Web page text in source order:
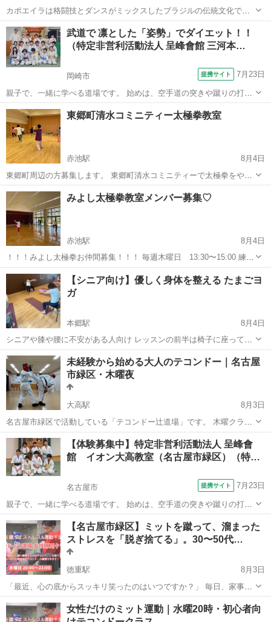
カポエイラは格闘技とダンスがミックスしたブラジルの伝統文化で
す。 =================================== ◆運動習慣づく
り ◆気分リフレッシュ ◆新しい自分発見 ========...
愛知 名古屋市 名城公園駅 空手/他格闘技 カポエイラ
武道で 凛とした「姿勢」でダイエット！！
（特定非営利活動法人 呈峰會館 三河本…
岡崎市 提携サイト 7月23日
親子で、一緒に学べる道場です。 始めは、空手道の突きや蹴りの打撃
を重視した基本技を稽古し、レベルアップしたところで、投げや小太
刀を使って相手を制圧する組討道の技を習得していきます。防具を着
け、突きや蹴りを受け合うので、怪我を...
愛知 岡崎市 空手/他格闘技
東郷町清水コミニティー太極拳教室
赤池駅
8月4日
東郷町周辺の方募集します。 東郷町清水コミニティーで太極拳をやっ
ています。 現在練習中の太極拳は 十四式太極拳 十六式太極拳 二十四
式太極拳 二十四式太極扇 八法五歩 初心者の方に向いています。親切
丁寧に教えます。 ...
愛知 愛知郡 赤池駅 太極拳
みよし太極拳教室メンバー募集♡
赤池駅
8月4日
！！！みよし太極拳お仲間募集！！！ 毎週木曜日 13:30〜15:00 練習
内容 ◯48式太極拳 ◯32式太極剣🗡️ ◯オリジナル太極扇🪭 ◯太極拳対
練 ※対練部門で全国大会出場者が丁寧に教えます。 一緒に練習しまし
ょう！
愛知 愛知郡 太極拳 太極剣
【シニア向け】優しく身体を整える たまごヨ
ガ
本郷駅
8月4日
シニアや膝や腰に不安がある人向け レッスンの前半は椅子に座って身
体を動かしていきます。 椅子やたまごブロックを使って無理なく、不
安なく 心地よく全身運動。 年齢を重ねた身体にこそ必要なのは、
「柔らかさ...
愛知 名古屋市 本郷駅 ヨガ シニア
未経験から始める大人のテコンドー｜名古屋
市緑区・木曜夜
大高駅
8月3日
名古屋市緑区で活動している「テコンドー辻道場」です。 木曜クラス
では、子どもから大人まで一緒に、テコンドーの基本動作、蹴り、ミ
ット練習、型などを行っています。 火曜クラスより少し運動量を高め
にする日もありますが、...
愛知 名古屋市 大高駅 空手/他格闘技 テコンドー
【体験募集中】特定非営利活動法人 呈峰會
館 イオン大高教室（名古屋市緑区）（特…
名古屋市 提携サイト 7月23日
親子で、一緒に学べる道場です。 始めは、空手道の突きや蹴りの打撃
を重視した基本技を稽古し、レベルアップしたところで、投げや小太
刀を使って相手を制圧する組討道の技を習得していきます。防具を着
け、突きや蹴りを受け合うので、怪我を...
愛知 名古屋市 空手/他格闘技
【名古屋市緑区】ミットを蹴って、溜まった
ストレスを「脱ぎ捨てる」。30〜50代…
徳重駅
8月3日
「最近、心の底からスッキリ笑ったのはいつですか？」 毎日、家事や
育児、お仕事……本当にお疲れ様です。 知らず知らずのうちに溜まっ
ていく「心のモヤモヤ」を、格闘技のエネルギーでパッと吹き飛ばし
愛知 名古屋市 徳重駅 空手/他格闘技 テコンドー
女性だけのミット運動｜水曜20時・初心者向